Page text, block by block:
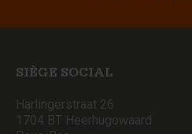
SIÈGE SOCIAL
Harlingerstraat 26
1704 BT Heerhugowaard